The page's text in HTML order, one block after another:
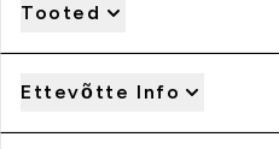
Tooted
Ettevõtte Info